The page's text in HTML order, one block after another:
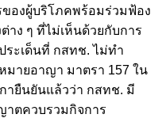
ของผู้บริโภคพร้อมร่วมฟ้อง
าง ๆ ที่ไม่เห็นด้วยกับการ
ะเด็นที่ กสทช. ไม่ทำ
มายอาญา มาตรา 157 ใน
ยืนยันแล้วว่า กสทช. มี
ตควบรวมกิจการ